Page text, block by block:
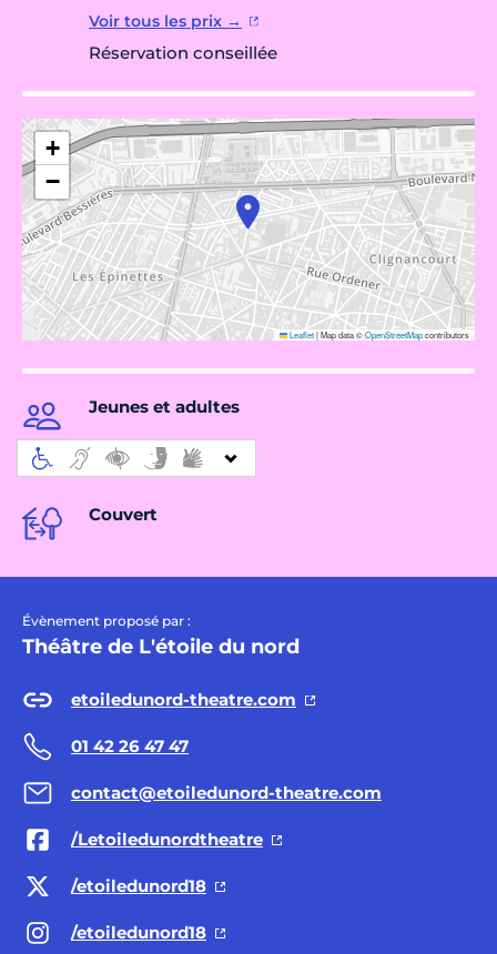
Voir tous les prix →
Réservation conseillée
+
−
Leaflet|Map data ©OpenStreetMapcontributors
Jeunes et adultes
Couvert
Évènement proposé par :
Théâtre de L'étoile du nord
etoiledunord-theatre.com
01 42 26 47 47
contact@etoiledunord-theatre.com
/Letoiledunordtheatre
/etoiledunord18
/etoiledunord18